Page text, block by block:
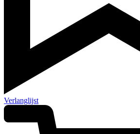
Verlanglijst